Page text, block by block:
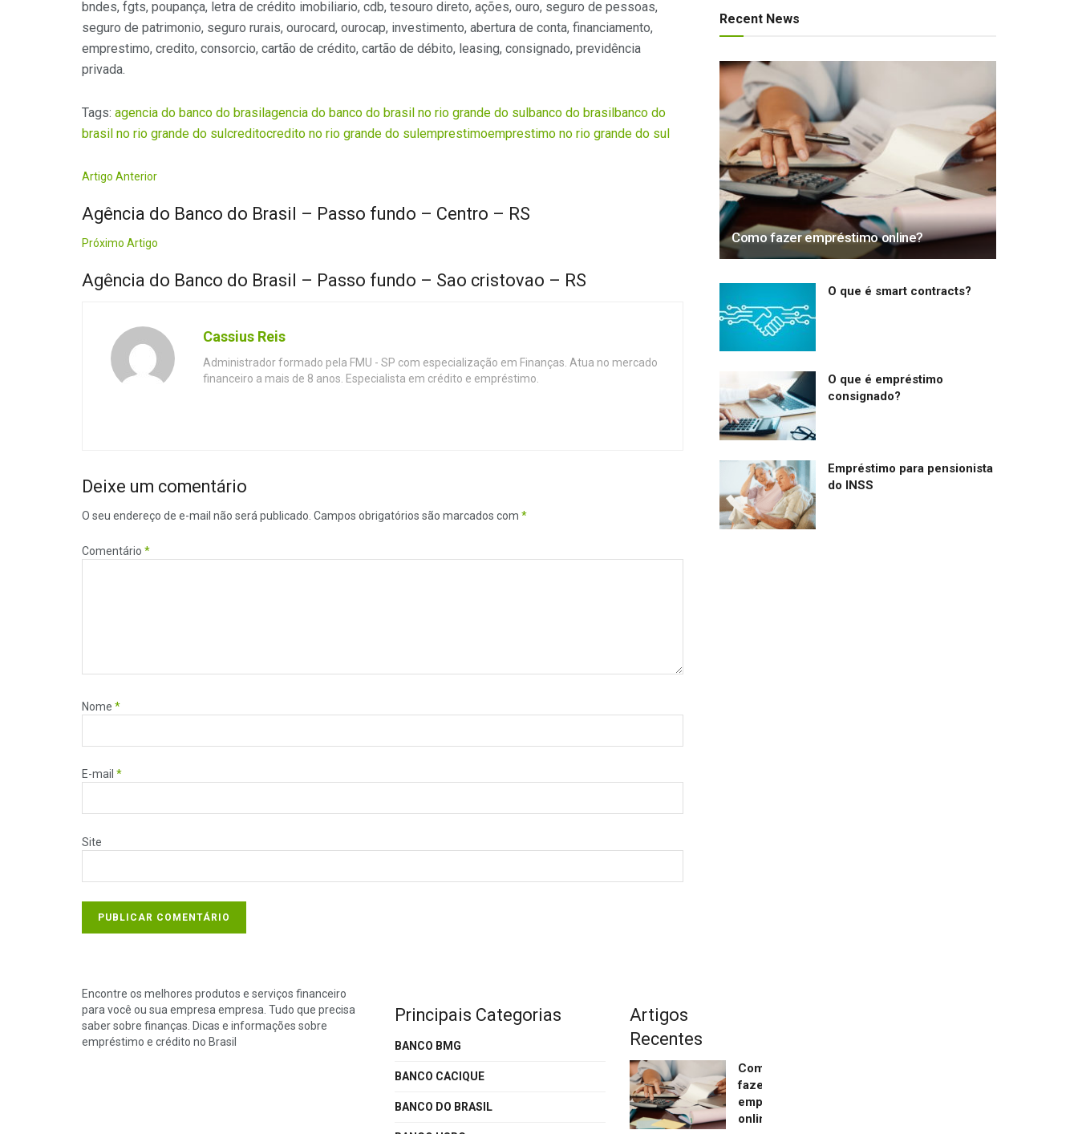
bndes, fgts, poupança, letra de crédito imobiliario, cdb, tesouro direto, ações, ouro, seguro de pessoas,
seguro de patrimonio, seguro rurais, ourocard, ourocap, investimento, abertura de conta, financiamento,
emprestimo, credito, consorcio, cartão de crédito, cartão de débito, leasing, consignado, previdência
privada.
Tags: agencia do banco do brasil agencia do banco do brasil no rio grande do sul banco do brasil banco do
brasil no rio grande do sul creditocredito no rio grande do sul emprestimoemprestimo no rio grande do sul
Artigo Anterior
Agência do Banco do Brasil – Passo fundo – Centro – RS
Próximo Artigo
Agência do Banco do Brasil – Passo fundo – Sao cristovao – RS
Cassius Reis
Administrador formado pela FMU - SP com especialização em Finanças. Atua no mercado
financeiro a mais de 8 anos. Especialista em crédito e empréstimo.
Deixe um comentário
O seu endereço de e-mail não será publicado. Campos obrigatórios são marcados com *
Comentário *
Nome *
E-mail *
Site
Recent News
Como fazer empréstimo online?
O que é smart contracts?
O que é empréstimo
consignado?
Empréstimo para pensionista
do INSS
Encontre os melhores produtos e serviços financeiro
para você ou sua empresa empresa. Tudo que precisa
saber sobre finanças. Dicas e informações sobre
empréstimo e crédito no Brasil
Principais Categorias
BANCO BMG
BANCO CACIQUE
BANCO DO BRASIL
Artigos
Recentes
Como
fazer
empréstimo
online?